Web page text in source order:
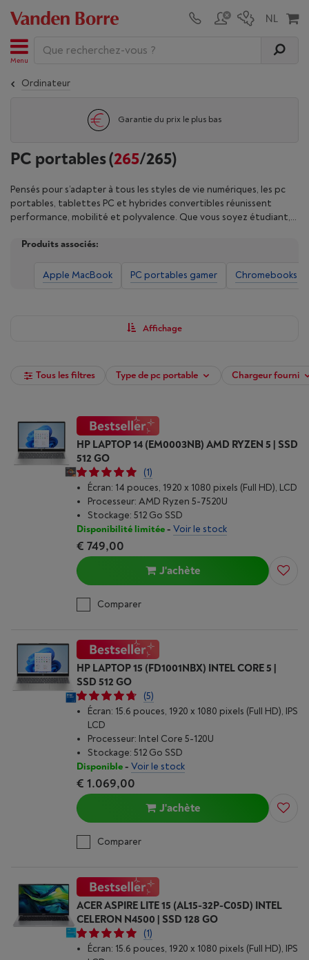
Menu
Ordinateur
Garantie du prix le plus bas
PC portables(265/265)
Pensés pour s’adapter à tous les styles de vie numériques, les pc
portables, tablettes PC et hybrides convertibles réunissent
performance, mobilité et polyvalence. Que vous soyez étudiant,
vous trouverez l’appareil multimédia qui répond à vos besoins :
Profitez d’écrans tactiles, de claviers détachables ou rotatifs,
d’une autonomie prolongée et de processeurs puissants pour une
Affinez votre recherche grâce à nos filtres et achetez, dès
Produits associés:
Apple MacBook PC portables gamer Chromebooks
Affichage
Tous les filtres Type de pc portable Chargeur fourni
HP LAPTOP 14 (EM0003NB) AMD RYZEN 5 | SSD
512 GO
(1)
Écran: 14 pouces, 1920 x 1080 pixels (Full HD), LCD
Processeur: AMD Ryzen 5-7520U
Stockage: 512 Go SSD
Disponibilité limitée- Voir le stock
€ 749,00
J'achète
Comparer
HP LAPTOP 15 (FD1001NBX) INTEL CORE 5 |
SSD 512 GO
(5)
Écran: 15.6 pouces, 1920 x 1080 pixels (Full HD), IPS
LCD
Processeur: Intel Core 5-120U
Stockage: 512 Go SSD
Disponible- Voir le stock
€ 1.069,00
J'achète
Comparer
ACER ASPIRE LITE 15 (AL15-32P-C05D) INTEL
CELERON N4500 | SSD 128 GO
(1)
Écran: 15.6 pouces, 1920 x 1080 pixels (Full HD), IPS